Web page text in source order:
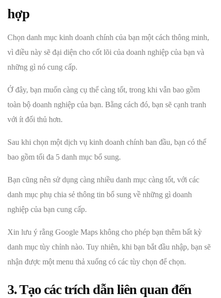
hợp
Chọn danh mục kinh doanh chính của bạn một cách thông minh,
vì điều này sẽ đại diện cho cốt lõi của doanh nghiệp của bạn và
những gì nó cung cấp.
Ở đây, bạn muốn càng cụ thể càng tốt, trong khi vẫn bao gồm
toàn bộ doanh nghiệp của bạn. Bằng cách đó, bạn sẽ cạnh tranh
với ít đối thủ hơn.
Sau khi chọn một dịch vụ kinh doanh chính ban đầu, bạn có thể
bao gồm tối đa 5 danh mục bổ sung.
Bạn cũng nên sử dụng càng nhiều danh mục càng tốt, với các
danh mục phụ chia sẻ thông tin bổ sung về những gì doanh
nghiệp của bạn cung cấp.
Xin lưu ý rằng Google Maps không cho phép bạn thêm bất kỳ
danh mục tùy chỉnh nào. Tuy nhiên, khi bạn bắt đầu nhập, bạn sẽ
nhận được một menu thả xuống có các tùy chọn để chọn.
3. Tạo các trích dẫn liên quan đến